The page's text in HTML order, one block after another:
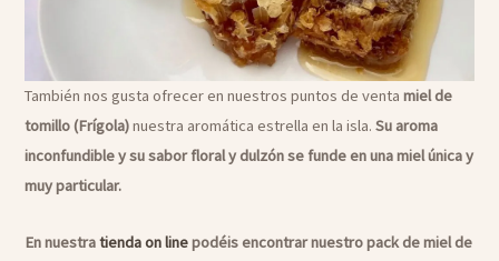
También nos gusta ofrecer en nuestros puntos de ventamiel de
tomillo (Frígola)nuestra aromática estrella en la isla.Su aroma
inconfundible y su sabor floral y dulzón se funde en una miel única y
muy particular.
En nuestratienda on linepodéis encontrar nuestro pack de miel de